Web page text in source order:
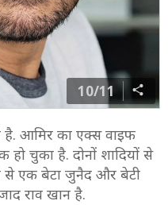
10/11
है. आमिर का एक्स वाइफ
हो चुका है. दोनों शादियों से
से एक बेटा जुनैद और बेटी
राव खान है.